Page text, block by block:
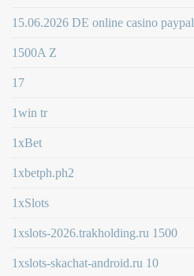
15.06.2026 DE online casino paypal
1500A Z
17
1win tr
1xBet
1xbetph.ph2
1xSlots
1xslots-2026.trakholding.ru 1500
1xslots-skachat-android.ru 10